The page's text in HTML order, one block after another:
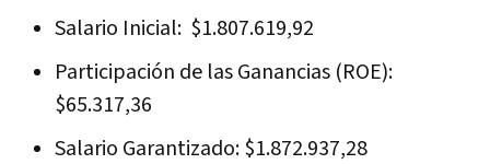
Salario Inicial: $1.807.619,92
Participación de las Ganancias (ROE):
$65.317,36
Salario Garantizado: $1.872.937,28